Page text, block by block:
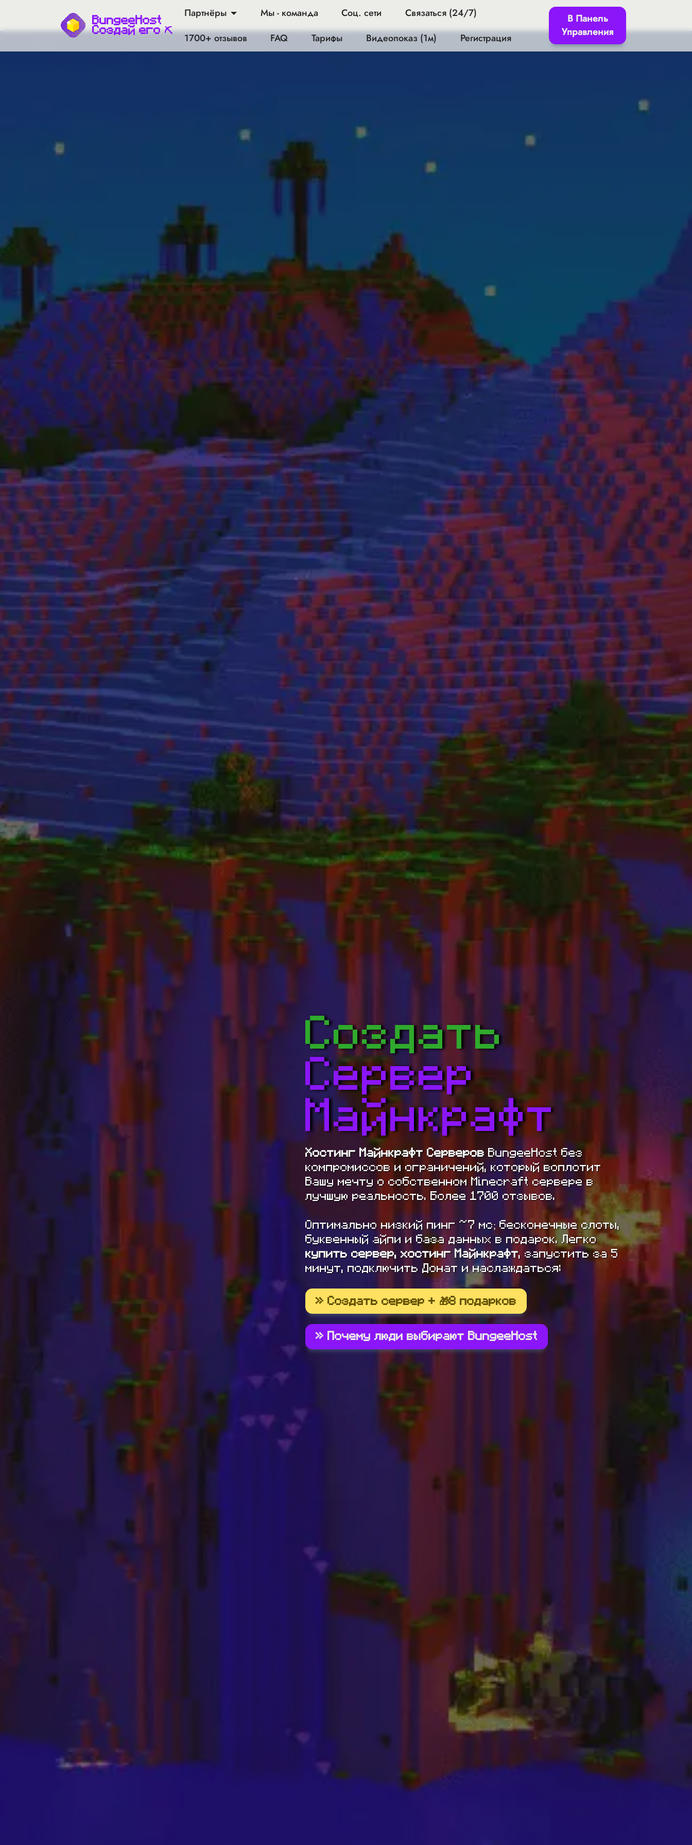
BungeeHost
Создай его ⛏
Партнёры Мы - команда Соц. сети
Связаться (24/7)
1700+ отзывов
FAQ Тарифы Видеопоказ (1м) Регистрация
В Панель
Управления
Создать
Сервер
Майнкрафт
Хостинг Майнкрафт Серверов BungeeHost без
компромиссов и ограничений, который воплотит
Вашу мечту о собственном Minecraft сервере в
лучшую реальность. Более 1700 отзывов.
Оптимально низкий пинг ~7 мс; бесконечные слоты,
буквенный айпи и база данных в подарок. Легко
купить сервер, хостинг Майнкрафт, запустить за 5
минут, подключить Донат и наслаждаться:
» Создать сервер + 🎁8 подарков
» Почему люди выбирают BungeeHost